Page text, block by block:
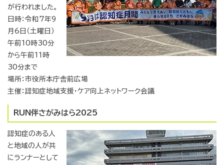
が行われました。
日時：令和7年9
月6日（土曜日）
午前10時30分
から午前11時
30分まで
場所：市役所本庁舎前広場
主催：認知症地域支援・ケア向上ネットワーク会議
RUN伴さがみはら2025
認知症のある人
と地域の人が共
にランナーとして